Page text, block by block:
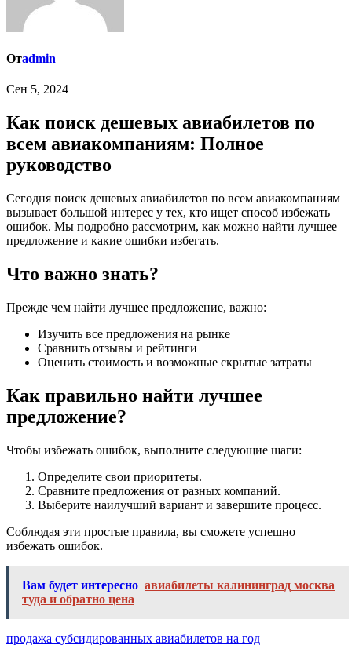
Отadmin
Сен 5, 2024
Как поиск дешевых авиабилетов по
всем авиакомпаниям: Полное
руководство
Сегодня поиск дешевых авиабилетов по всем авиакомпаниям
вызывает большой интерес у тех, кто ищет способ избежать
ошибок. Мы подробно рассмотрим, как можно найти лучшее
предложение и какие ошибки избегать.
Что важно знать?
Прежде чем найти лучшее предложение, важно:
Изучить все предложения на рынке
Сравнить отзывы и рейтинги
Оценить стоимость и возможные скрытые затраты
Как правильно найти лучшее
предложение?
Чтобы избежать ошибок, выполните следующие шаги:
Определите свои приоритеты.
Сравните предложения от разных компаний.
Выберите наилучший вариант и завершите процесс.
Соблюдая эти простые правила, вы сможете успешно
избежать ошибок.
Вам будет интересно авиабилеты калининград москва
туда и обратно цена
продажа субсидированных авиабилетов на год